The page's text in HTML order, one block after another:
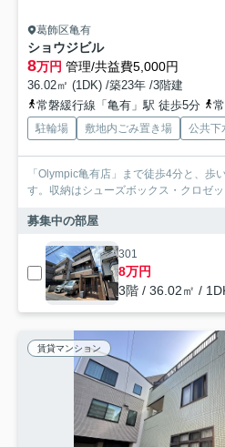
葛飾区亀有
ショウジビル
8万円 管理/共益費5,000円
36.02㎡ (1DK) /築23年 /3階建
常磐緩行線「亀有」駅 徒歩5分
駐輪場 敷地内ごみ置き場 公共下
「Olympic亀有店」まで徒歩4分と、歩
す。収納はシューズボックス・クロゼ
募集中の部屋
301
8万円
3階 / 36.02㎡ /
賃貸マンション